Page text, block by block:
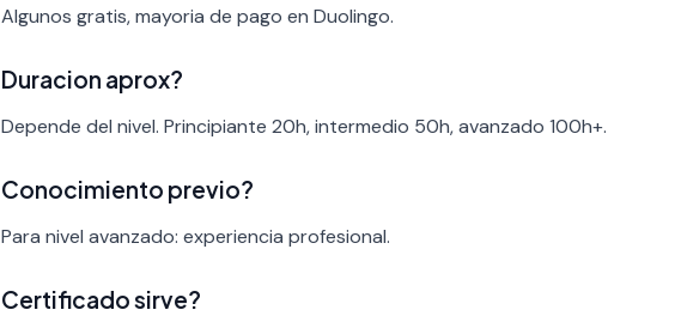
Algunos gratis, mayoria de pago en Duolingo.
Duracion aprox?
Depende del nivel. Principiante 20h, intermedio 50h, avanzado 100h+.
Conocimiento previo?
Para nivel avanzado: experiencia profesional.
Certificado sirve?